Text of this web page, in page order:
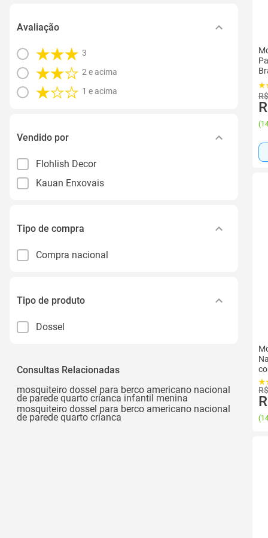
Avaliação
3
2 e acima
1 e acima
Vendido por
Flohlish Decor
Kauan Enxovais
Tipo de compra
Compra nacional
Tipo de produto
Dossel
Consultas Relacionadas
mosquiteiro dossel para berco americano nacional
de parede quarto crianca infantil menina
mosquiteiro dossel para berco americano nacional
de parede quarto crianca
(
(